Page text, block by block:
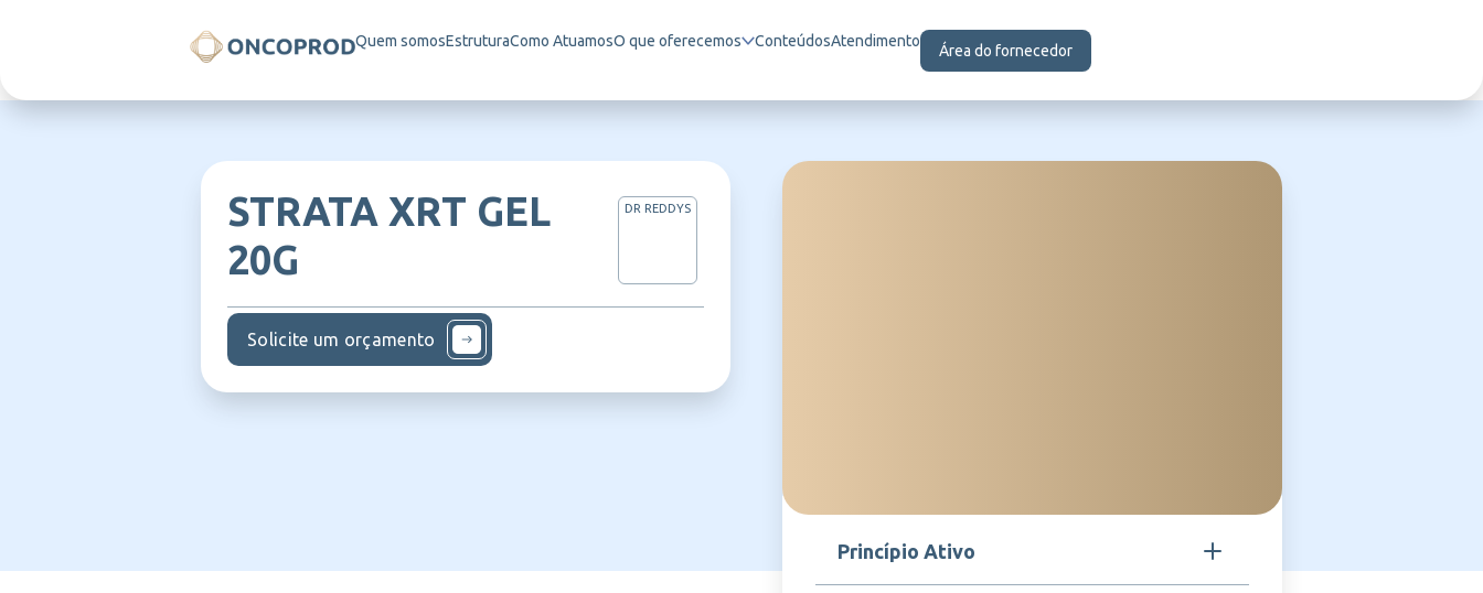
Quem somosEstruturaComo AtuamosO que oferecemos ConteúdosAtendimento
Área do fornecedor
STRATA XRT GEL
20G
DR REDDYS
Solicite um orçamento
Princípio Ativo